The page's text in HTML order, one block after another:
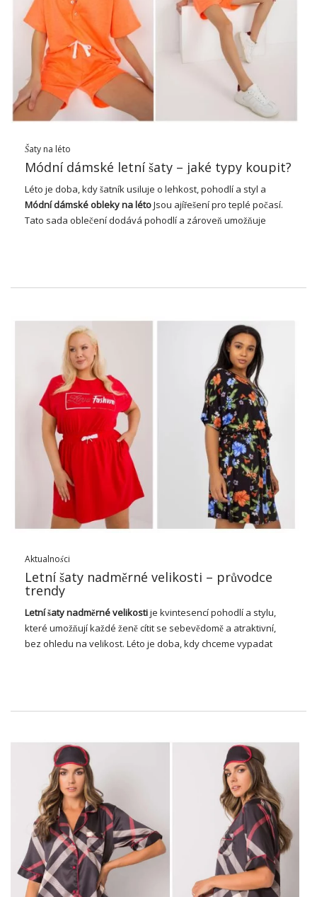
příležitost vyjádřit svou individualitu a styl. Každá žena sní o
tom, že bude vypadat zvláštně a cítit se neuvěřitelně krásně na
něčí svatbě.Šaty na svatbu Není to jen obyčejné ubrania
również manifestacją własnego gustu, stylu życia i
osobowości.
Po drugie,šaty na svatbu
jsou důležitým prvkem stvoření,
který zapadá do kontextu jedinečné události. V tu noc nebo
den, kdy se láska slaví obklopená blízkými a přáteli, se šaty
Šaty na léto
Módní dámské letní šaty – jaké typy koupit?
Léto je doba, kdy šatník usiluje o lehkost, pohodlí a styl a
Módnídámské oblekyna létoJsou ajířešení pro teplé počasí.
Tato sada oblečení dodává pohodlí a zároveň umožňuje
Módní dámské oblečení na léto –
vůně módy pro ně?
Móda na Módní dámské obleky na léto
Hlas z potřeb ve
funku, což je důležité, speciální při vysoké teplotě. Kombinují
se rychle a snadno, což je ideální pro zanedbané ženy
hledající řešení v ní nosíni. Kromě toho, mode trendů se více
přikazuje aktivitě a multitaskingu. Dámská souprava na léto se
ví jen o tom, ale stylový vzhled a skapacitost tvoří rozvržení.
Díky nim může snadno vytvořit komplexní vzhled a ujistit se, že
sedí perfektně. Za zmínku stojí také to, že móda pro život je
fenomén, který souvisí s různými …
Aktualności
Letní šaty nadměrné velikosti – průvodce
trendy
Letníšatynadměrné velikostije kvintesencí pohodlí a stylu,
které umožňují každé ženě cítit se sebevědomě a atraktivní,
bez ohledu na velikost. Léto je doba, kdy chceme vypadat
size, které kombinují módní vzhled s praktičností a pohodlím.
Módní oblečení velikosti plus pro
teplé dny
Oblečení nadměrné velikostina léto je vynikající kombinací
stylu, pohodlí a funkčnosti, která umožňuje každé ženě cítit se
sebevědomě a módní v teplém počasí. Lehké, prodyšné látky,
jako je bavlna, len a viskóza, poskytují pohodlí a zároveň
umožňují pokožce dýchat. Mezi letním oblečením velikosti plus